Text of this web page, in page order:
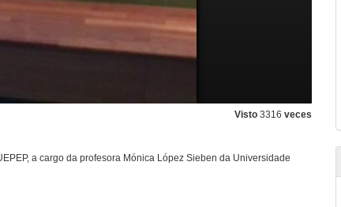
Visto 3316 veces
a cargo da profesora Mónica López Sieben da Universidade